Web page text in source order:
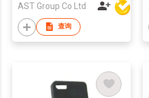
AST Group Co Ltd
查询